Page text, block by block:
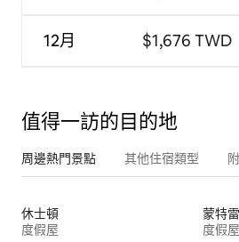
12月 $1,676 TWD
值得一訪的目的地
周邊熱門景點 其他住宿類型
休士頓
度假屋
蒙特雷
度假屋